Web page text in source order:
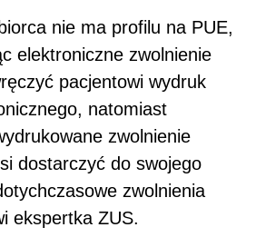
nie ma profilu na PUE,
elektroniczne zwolnienie
pacjentowi wydruk
natomiast
zwolnienie
dostarczyć do swojego
zwolnienia
ekspertka ZUS.